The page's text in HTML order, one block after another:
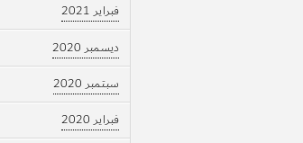
فبراير 2021
ديسمبر 2020
سبتمبر 2020
فبراير 2020